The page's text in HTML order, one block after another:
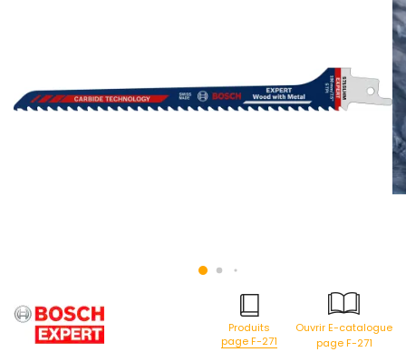
Produits
page F-271
Ouvrir E-catalogue
page F-271